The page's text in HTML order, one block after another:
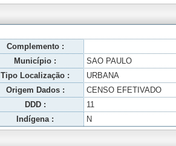
Complemento :
Município : SAO PAULO
Tipo Localização : URBANA
Origem Dados : CENSO EFETIVADO
DDD : 11
Indígena : N